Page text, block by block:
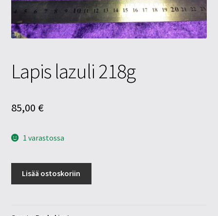
Tietosuojaseloste
Tuotteet
Lapis lazuli 218g
85,00 €
1 varastossa
Lisää ostoskoriin